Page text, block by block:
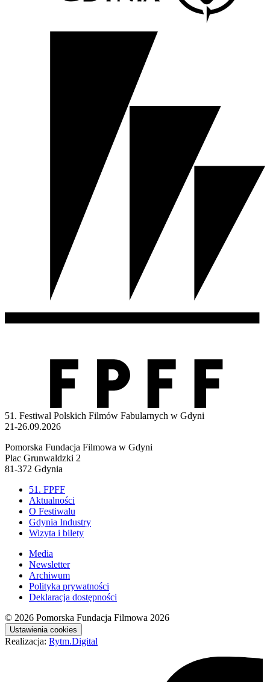
51. Festiwal Polskich Filmów Fabularnych w Gdyni
21-26.09.2026
Pomorska Fundacja Filmowa w Gdyni
Plac Grunwaldzki 2
81-372 Gdynia
51. FPFF
Aktualności
O Festiwalu
Gdynia Industry
Wizyta i bilety
Media
Newsletter
Archiwum
Polityka prywatności
Deklaracja dostępności
© 2026 Pomorska Fundacja Filmowa 2026
Ustawienia cookies
Realizacja: Rytm.Digital